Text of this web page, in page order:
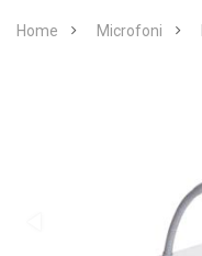
Home Microfoni